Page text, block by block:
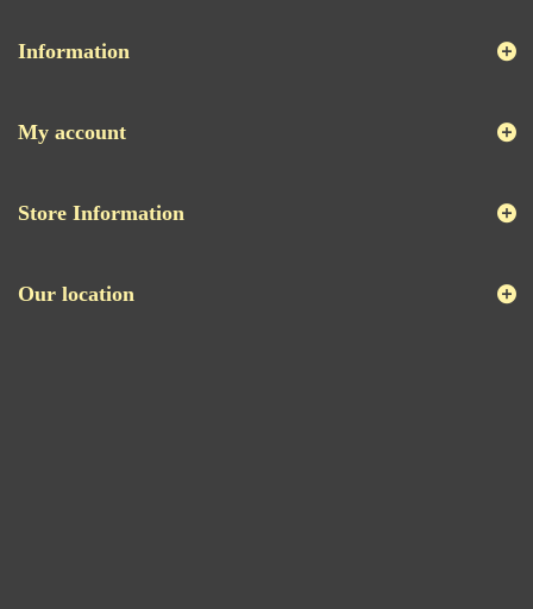
Information
My account
Store Information
Our location